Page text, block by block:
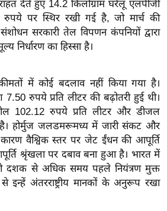
देते हुए 14.2 किलोग्राम घरेलू एलपीजी
पर स्थिर रखी गई है, जो मार्च की
सरकारी तेल विपणन कंपनियों द्वारा
निर्धारण का हिस्सा है।
में कोई बदलाव नहीं किया गया है।
रुपये प्रति लीटर की बढ़ोतरी हुई थी।
102.12 रुपये प्रति लीटर और डीजल
है। होर्मुज जलडमरूमध्य में जारी संकट और
वैश्विक स्तर पर जेट ईंधन की आपूर्ति
श्रृंखला पर दबाव बना हुआ है। भारत में
दशक से अधिक समय पहले नियंत्रण मुक्त
अंतरराष्ट्रीय मानकों के अनुरूप रखा